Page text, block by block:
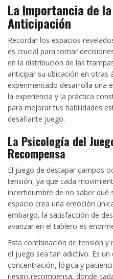
La Importancia de
Anticipación
Recordar los espacios
es crucial para tomar
en la distribución de las
anticipar su ubicación en otras
experimentado desarrolla una
la experiencia y la práctica
para mejorar tus habilidades
desafiante juego.
La Psicología del
Recompensa
El juego de destapar campos
tensión, ya que cada
incertidumbre de no saber qué
espacio crea una emoción
embargo, la satisfacción de
avanzar en el tablero es
Esta combinación de tensión y
el juego sea tan adictivo. Es
concentración, lógica y
riesgo-recompensa, donde